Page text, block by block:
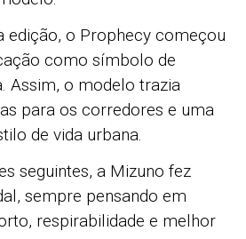
edição, o Prophecy começou
como símbolo de
Assim, o modelo trazia
para os corredores e uma
de vida urbana.
seguintes, a Mizuno fez
sempre pensando em
respirabilidade e melhor